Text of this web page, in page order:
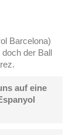
Barcelona)
der Ball
auf eine